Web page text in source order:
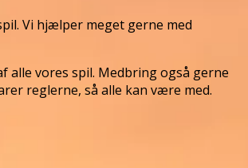
Vi hjælper meget gerne med
alle vores spil. Medbring også gerne
reglerne, så alle kan være med.